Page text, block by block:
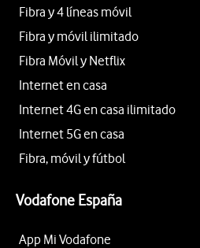
Fibra y 4 líneas móvil
Fibra y móvil ilimitado
Fibra Móvil y Netflix
Internet en casa
Internet 4G en casa ilimitado
Internet 5G en casa
Fibra, móvil y fútbol
Vodafone España
App Mi Vodafone